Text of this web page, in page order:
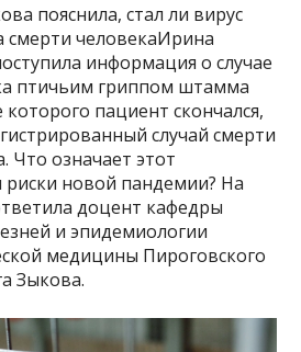
пояснила, стал ли вирус
смерти человекаИрина
информация о случае
птичьим гриппом штамма
которого пациент скончался,
случай смерти
Что означает этот
новой пандемии? На
доцент кафедры
и эпидемиологии
медицины Пироговского
Зыкова.